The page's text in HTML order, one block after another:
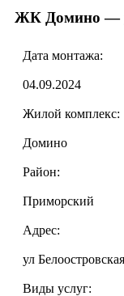
ЖК Домино —
Дата монтажа:
04.09.2024
Жилой комплекс:
Домино
Район:
Приморский
Адрес:
ул
Виды услуг: